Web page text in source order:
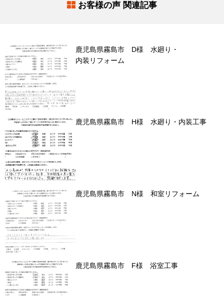
お客様の声 関連記事
鹿児島県霧島市 D様 水廻り・
内装リフォーム
鹿児島県霧島市 H様 水廻り・内装工事
鹿児島県霧島市 N様 和室リフォーム
鹿児島県霧島市 F様 浴室工事